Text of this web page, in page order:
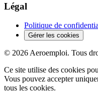
Légal
Politique de
Gérer les cookies
© 2026 Aeroemploi. Tous
Ce site utilise des cookies
Vous pouvez accepter
tous les cookies.